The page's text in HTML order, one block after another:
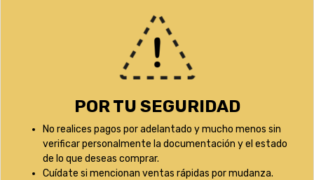
POR TU SEGURIDAD
No realices pagos por adelantado y mucho menos sin
verificar personalmente la documentación y el estado
de lo que deseas comprar.
Cuídate si mencionan ventas rápidas por mudanza.